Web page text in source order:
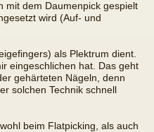
mit dem Daumenpick gespielt
wird (Auf- und
als Plektrum dient.
eingeschlichen hat. Das geht
gehärteten Nägeln, denn
solchen Technik schnell
beim Flatpicking, als auch